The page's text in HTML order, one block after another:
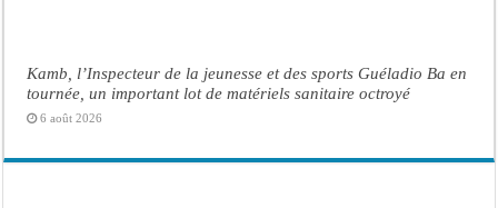
Kamb, l’Inspecteur de la jeunesse et des sports Guéladio Ba en
tournée, un important lot de matériels sanitaire octroyé
6 août 2026